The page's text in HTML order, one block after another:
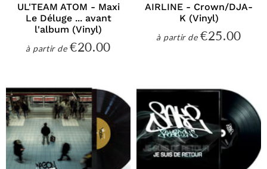
UL'TEAM ATOM - Maxi
Le Déluge ... avant
l'album (Vinyl)
à partir dePrix
€20.00
AIRLINE - Crown/DJA-
K (Vinyl)
à partir dePrix
€25.00